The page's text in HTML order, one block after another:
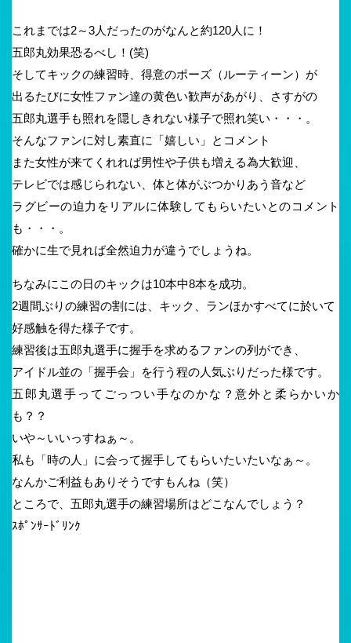
これまでは2～3人だったのがなんと約120人に！
五郎丸効果恐るべし！(笑)
そしてキックの練習時、得意のポーズ（ルーティーン）が
出るたびに女性ファン達の黄色い歓声があがり、さすがの
五郎丸選手も照れを隠しきれない様子で照れ笑い・・・。
そんなファンに対し素直に「嬉しい」とコメント
また女性が来てくれれば男性や子供も増える為大歓迎、
テレビでは感じられない、体と体がぶつかりあう音など
ラグビーの迫力をリアルに体験してもらいたいとのコメント
も・・・。
確かに生で見れば全然迫力が違うでしょうね。
ちなみにこの日のキックは10本中8本を成功。
2週間ぶりの練習の割には、キック、ランほかすべてに於いて
好感触を得た様子です。
練習後は五郎丸選手に握手を求めるファンの列ができ、
アイドル並の「握手会」を行う程の人気ぶりだった様です。
五郎丸選手ってごっつい手なのかな？意外と柔らかいか
も？？
いや～いいっすねぁ～。
私も「時の人」に会って握手してもらいたいたいなぁ～。
なんかご利益もありそうですもんね（笑）
ところで、五郎丸選手の練習場所はどこなんでしょう？
ｽﾎﾟﾝｻｰﾄﾞﾘﾝｸ